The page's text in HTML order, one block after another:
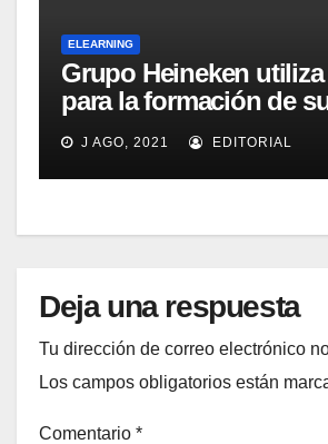
ELEARNING
Grupo Heineken
para la formación de
empleados
J AGO, 2021 EDITORIAL
Deja una respuesta
Tu dirección de correo electrónico
Los campos obligatorios están
Comentario *